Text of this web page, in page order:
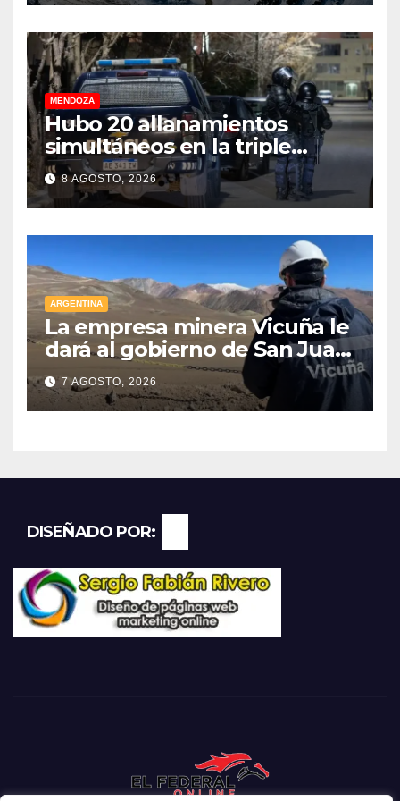
millonarias
MENDOZA
Hubo 20 allanamientos
simultáneos en la triple
frontera de Luján, Maipú y
Godoy Cruz
8 AGOSTO, 2026
ARGENTINA
La empresa minera Vicuña le
dará al gobierno de San Juan
U$D 250 millones cómo un
aporte extraordinario y no
reembolsable
7 AGOSTO, 2026
DISEÑADO POR: